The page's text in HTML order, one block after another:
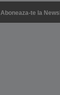
Aboneaza-te la